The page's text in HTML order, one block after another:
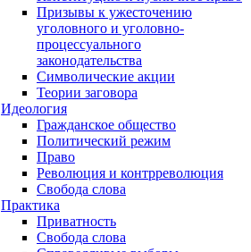
Призывы к ужесточению
уголовного и уголовно-
процессуального
законодательства
Символические акции
Теории заговора
Идеология
Гражданское общество
Политический режим
Право
Революция и контрреволюция
Свобода слова
Практика
Приватность
Свобода слова